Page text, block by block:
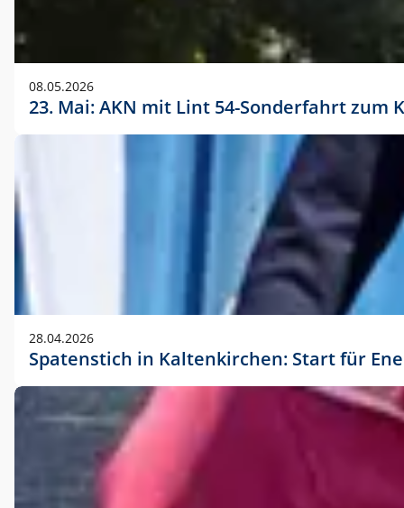
08.05.2026
23. Mai: AKN mit Lint 54-Sonderfahrt
28.04.2026
Spatenstich in Kaltenkirchen: Start für